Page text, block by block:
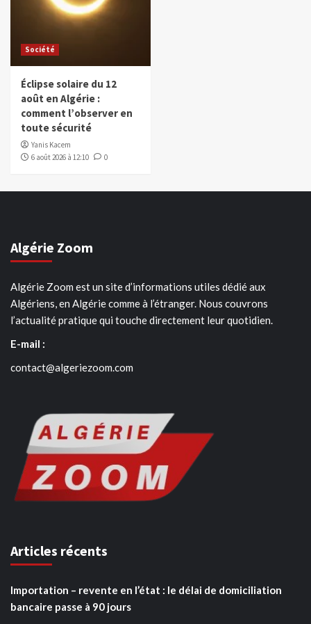
Société
Éclipse solaire du 12
août en Algérie :
comment l’observer en
toute sécurité
Yanis Kacem
6 août 2026 à 12:10
0
Algérie Zoom
Algérie Zoom est un site d’informations utiles dédié aux
Algériens, en Algérie comme à l’étranger. Nous couvrons
l’actualité pratique qui touche directement leur quotidien.
E-mail :
contact@algeriezoom.com
Articles récents
Importation – revente en l’état : le délai de domiciliation
bancaire passe à 90 jours